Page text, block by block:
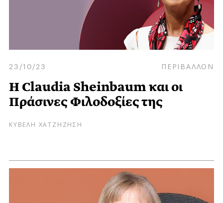
23/10/23 ΠΕΡΙΒΑΛΛΟΝ
Η Claudia Sheinbaum και οι
Πράσινες Φιλοδοξίες της
ΚΥΒΕΛΗ ΧΑΤΖΗΖΗΣΗ